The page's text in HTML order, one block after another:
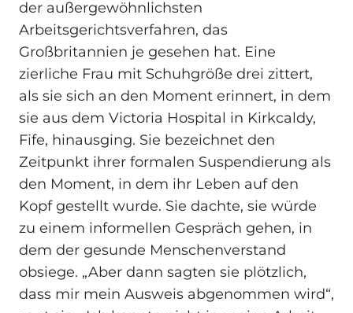
der außergewöhnlichsten
Arbeitsgerichtsverfahren, das
Großbritannien je gesehen hat. Eine
zierliche Frau mit Schuhgröße drei zittert,
als sie sich an den Moment erinnert, in dem
sie aus dem Victoria Hospital in Kirkcaldy,
Fife, hinausging. Sie bezeichnet den
Zeitpunkt ihrer formalen Suspendierung als
den Moment, in dem ihr Leben auf den
Kopf gestellt wurde. Sie dachte, sie würde
zu einem informellen Gespräch gehen, in
dem der gesunde Menschenverstand
obsiege. „Aber dann sagten sie plötzlich,
dass mir mein Ausweis abgenommen wird“,